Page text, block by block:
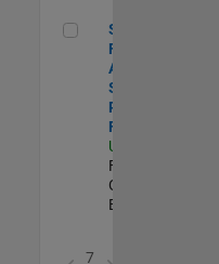
Senior Financial
Senior
Financial
Analyst -
Sales
Planning &
Forecasting
US-MA-Natick
Finance and
Operations |
Experimentado
7